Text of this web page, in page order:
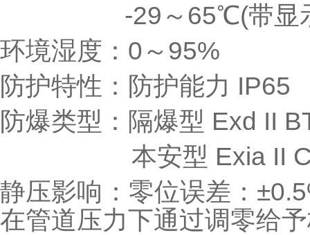
-29～65℃(带显示
环境湿度：0～95%
防护特性：防护能力 IP65
防爆类型：隔爆型 Exd II
本安型 Exia II
静压影响：零位误差：
在管道压力下通过调零给